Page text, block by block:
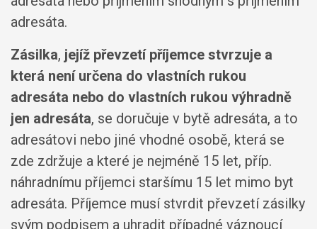
adresáta.
Zásilka, jejíž převzetí příjemce stvrzuje a
která není určena do vlastních rukou
adresáta nebo do vlastních rukou výhradně
jen adresáta, se doručuje v bytě adresáta, a to
adresátovi nebo jiné vhodné osobě, která se
zde zdržuje a které je nejméně 15 let, příp.
náhradnímu příjemci staršímu 15 let mimo byt
adresáta. Příjemce musí stvrdit převzetí zásilky
svým podpisem a uhradit případné váznoucí